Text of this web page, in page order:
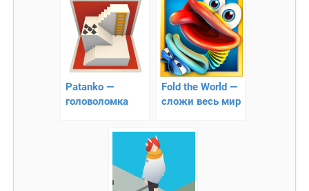
Patanko —
головоломка
Fold the World —
сложи весь мир